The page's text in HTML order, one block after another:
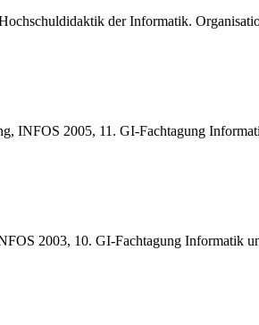
der Informatik.
INFOS 2005, 11. GI-Fachtagung
2003, 10. GI-Fachtagung Informatik